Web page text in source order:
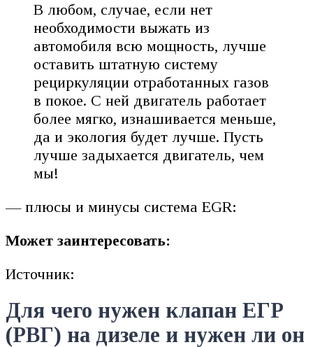
В любом, случае, если нет
необходимости выжать из
автомобиля всю мощность, лучше
оставить штатную систему
рециркуляции отработанных газов
в покое. С ней двигатель работает
более мягко, изнашивается меньше,
да и экология будет лучше. Пусть
лучше задыхается двигатель, чем
мы!
— плюсы и минусы система EGR:
Может заинтересовать:
Источник:
Для чего нужен клапан ЕГР
(РВГ) на дизеле и нужен ли он